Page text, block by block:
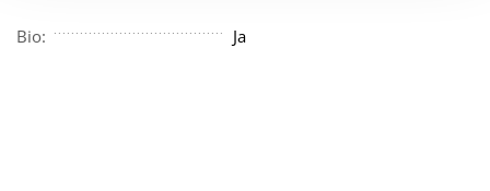
Bio: Ja